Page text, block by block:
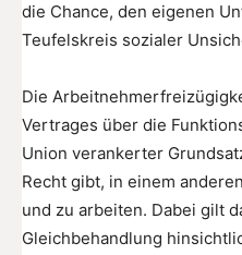
die Chance, den eigenen
Teufelskreis sozialer
Die
Vertrages über die
Union verankerter
Recht gibt, in einem
und zu arbeiten. Dabei gilt
Gleichbehandlung